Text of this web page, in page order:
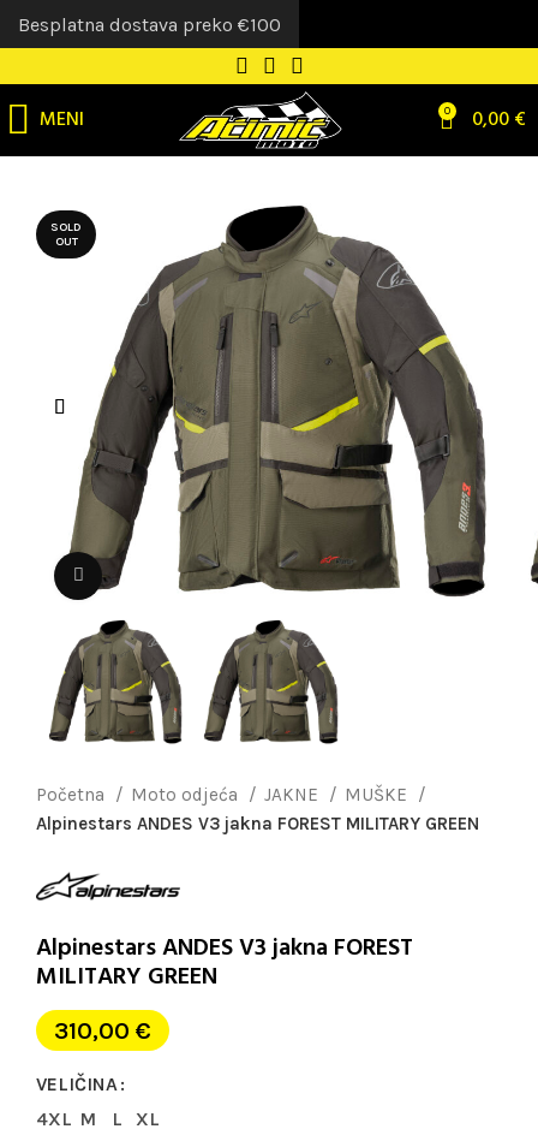
MENI 0 0,00€
SOLD
OUT
Uvećaj sliku
Početna Moto odjeća JAKNE
MUŠKE
Alpinestars ANDES V3 jakna FOREST MILITARY GREEN
Alpinestars ANDES V3 jakna FOREST
MILITARY GREEN
310,00 €
VELIČINA
4XL M L XL
Besplatna dostava preko €100